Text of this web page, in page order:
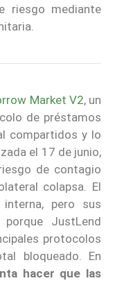
riesgo mediante
Market V2, un
de préstamos
compartidos y lo
el 17 de junio,
de contagio
colapsa. El
pero sus
JustLend
protocolos
bloqueado. En
hacer que las